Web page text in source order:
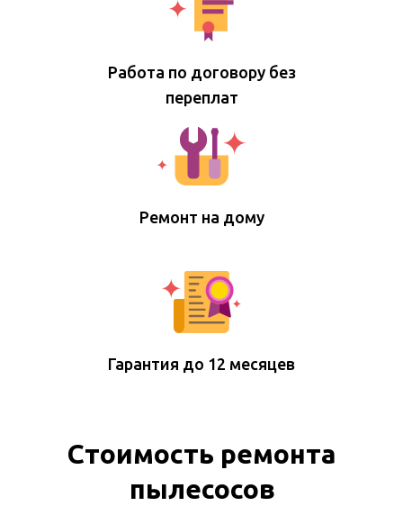
Работа по договору без
переплат
Ремонт на дому
Гарантия до 12 месяцев
Cтоимость ремонта
пылесосов